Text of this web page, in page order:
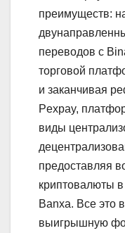
преимуществ:
переводов с
торговой
и заканчивая
Pexpay,
виды
предоставляя
криптовалюты
Banxa. Все это
выигрышную